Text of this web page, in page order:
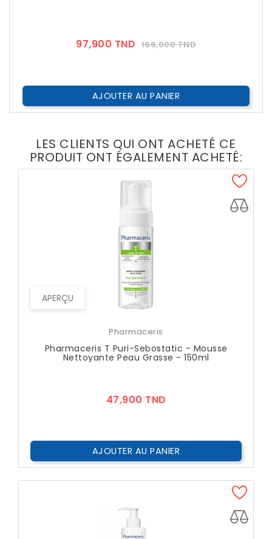
97,900 TND Prix
166,000 TNDPrix
AJOUTER AU PANIER
LES CLIENTS QUI ONT ACHETÉ CE
PRODUIT ONT ÉGALEMENT ACHETÉ:
APERÇU
Pharmaceris
Pharmaceris T Puri-Sebostatic - Mousse
Nettoyante Peau Grasse - 150ml
47,900 TND
AJOUTER AU PANIER